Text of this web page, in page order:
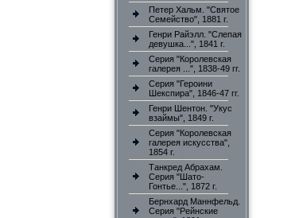
Петер Хальм. "Святое
Семейство", 1881 г.
Генри Райэлл. "Слепая
девушка...", 1841 г.
Серия "Королевская
галерея ...", 1838-49 гг.
Серия "Героини
Шекспира", 1846-47 гг.
Генри Шентон. "Укус
взаймы", 1849 г.
Серия "Королевская
галерея искусства",
1854 г.
Танкред Абрахам.
Серия "Шато-
Гонтье...", 1872 г.
Бернхард Маннфельд.
Серия "Рейнские